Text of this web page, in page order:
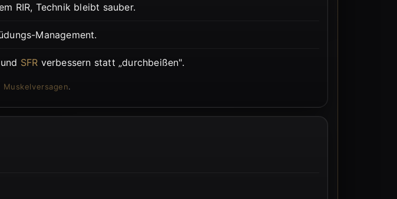
RIR, Technik bleibt sauber.
Management.
SFR verbessern statt „durchbeißen".
Muskelversagen.